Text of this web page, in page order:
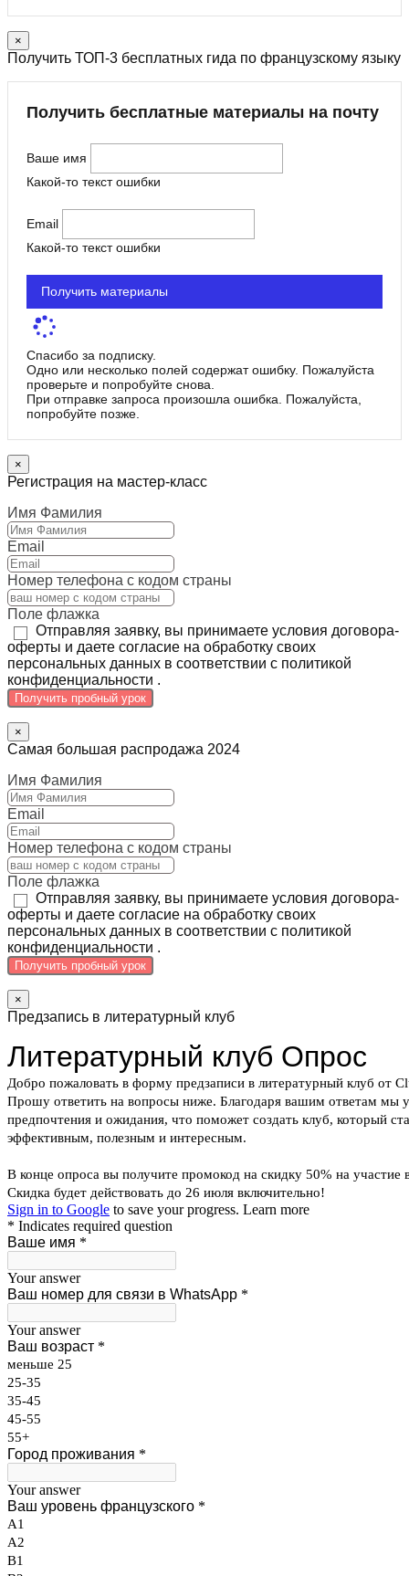
×
Получить ТОП-3 бесплатных гида по французскому языку
Получить бесплатные материалы на почту
Ваше имя
Какой-то текст ошибки
Email
Какой-то текст ошибки
Получить материалы
Спасибо за подписку.
Одно или несколько полей содержат ошибку. Пожалуйста
проверьте и попробуйте снова.
При отправке запроса произошла ошибка. Пожалуйста,
попробуйте позже.
×
Регистрация на мастер-класс
Имя Фамилия
Email
Номер телефона с кодом страны
Поле флажка
Отправляя заявку, вы принимаете условия договора-
оферты и даете согласие на обработку своих
персональных данных в соответствии с политикой
конфиденциальности .
Получить пробный урок
×
Самая большая распродажа 2024
Имя Фамилия
Email
Номер телефона с кодом страны
Поле флажка
Отправляя заявку, вы принимаете условия договора-
оферты и даете согласие на обработку своих
персональных данных в соответствии с политикой
конфиденциальности .
Получить пробный урок
×
Предзапись в литературный клуб